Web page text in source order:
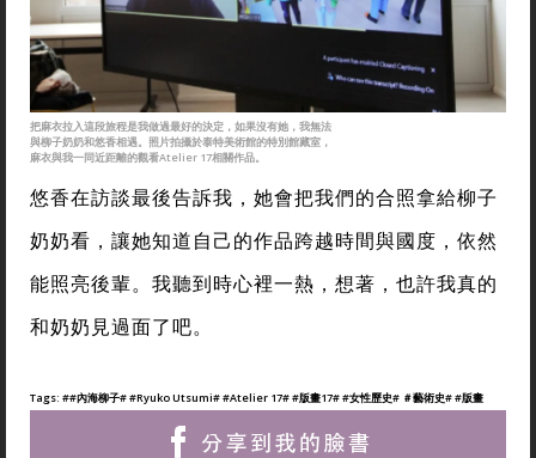
把麻衣拉入這段旅程是我做過最好的決定，如果沒有她，我無法
與柳子奶奶和悠香相遇。照片拍攝於泰特美術館的特別館藏室，
麻衣與我一同近距離的觀看Atelier 17相關作品。
悠香在訪談最後告訴我，她會把我們的合照拿給柳子
奶奶看，讓她知道自己的作品跨越時間與國度，依然
能照亮後輩。我聽到時心裡一熱，想著，也許我真的
和奶奶見過面了吧。
Tags: ##內海柳子# #Ryuko Utsumi# #Atelier 17# #版畫17# #女性歷史# ＃藝術史# #版畫